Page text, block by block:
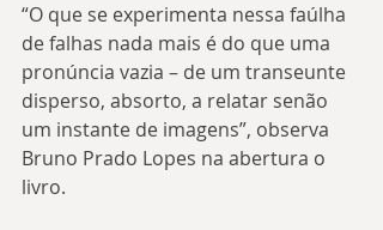
“O que se experimenta nessa faúlha
de falhas nada mais é do que uma
pronúncia vazia – de um transeunte
disperso, absorto, a relatar senão
um instante de imagens”, observa
Bruno Prado Lopes na abertura o
livro.